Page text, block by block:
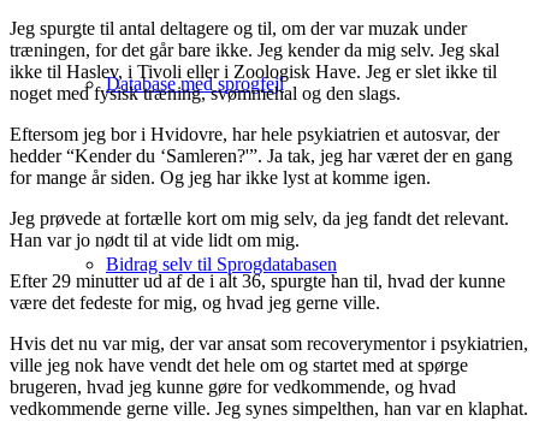
Database med sprogfejl
Bidrag selv til Sprogdatabasen
Jeg spurgte til antal deltagere og til, om der var muzak under
træningen, for det går bare ikke. Jeg kender da mig selv. Jeg skal
ikke til Haslev, i Tivoli eller i Zoologisk Have. Jeg er slet ikke til
noget med fysisk træning, svømmehal og den slags.
Eftersom jeg bor i Hvidovre, har hele psykiatrien et autosvar, der
hedder “Kender du ‘Samleren?'”. Ja tak, jeg har været der en gang
for mange år siden. Og jeg har ikke lyst at komme igen.
Jeg prøvede at fortælle kort om mig selv, da jeg fandt det relevant.
Han var jo nødt til at vide lidt om mig.
Efter 29 minutter ud af de i alt 36, spurgte han til, hvad der kunne
være det fedeste for mig, og hvad jeg gerne ville.
Hvis det nu var mig, der var ansat som recoverymentor i psykiatrien,
ville jeg nok have vendt det hele om og startet med at spørge
brugeren, hvad jeg kunne gøre for vedkommende, og hvad
vedkommende gerne ville. Jeg synes simpelthen, han var en klaphat.